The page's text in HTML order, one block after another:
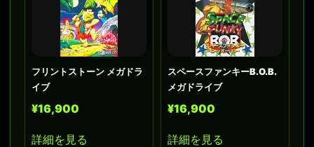
フリントストーン メガドラ
イブ
¥16,900
詳細を見る
スペースファンキーB.O.B.
メガドライブ
¥16,900
詳細を見る